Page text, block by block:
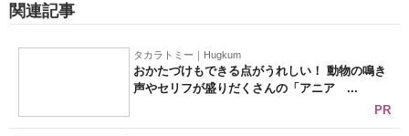
関連記事
タカラトミー｜Hugkum
おかたづけもできる点がうれしい！ 動物の鳴き
声やセリフが盛りだくさんの「アニア ...
PR